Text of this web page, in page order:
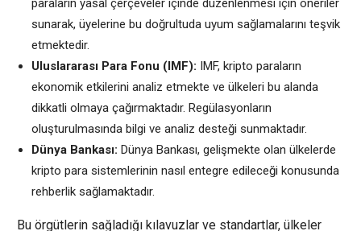
paraların yasal çerçeveler içinde düzenlenmesi için öneriler
sunarak, üyelerine bu doğrultuda uyum sağlamalarını teşvik
etmektedir.
Uluslararası Para Fonu (IMF): IMF, kripto paraların
ekonomik etkilerini analiz etmekte ve ülkeleri bu alanda
dikkatli olmaya çağırmaktadır. Regülasyonların
oluşturulmasında bilgi ve analiz desteği sunmaktadır.
Dünya Bankası: Dünya Bankası, gelişmekte olan ülkelerde
kripto para sistemlerinin nasıl entegre edileceği konusunda
rehberlik sağlamaktadır.
Bu örgütlerin sağladığı kılavuzlar ve standartlar, ülkeler